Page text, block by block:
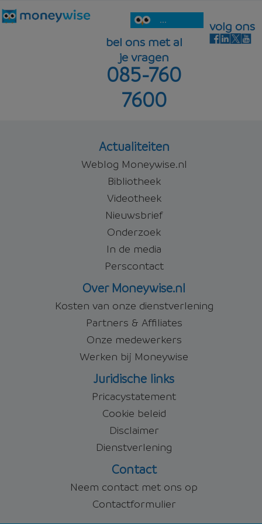
...
bel ons met al
je vragen
085-760
7600
volg ons
Actualiteiten
Weblog Moneywise.nl
Bibliotheek
Videotheek
Nieuwsbrief
Onderzoek
In de media
Perscontact
Over Moneywise.nl
Kosten van onze dienstverlening
Partners & Affiliates
Onze medewerkers
Werken bij Moneywise
Juridische links
Pricacystatement
Cookie beleid
Disclaimer
Dienstverlening
Contact
Neem contact met ons op
Contactformulier